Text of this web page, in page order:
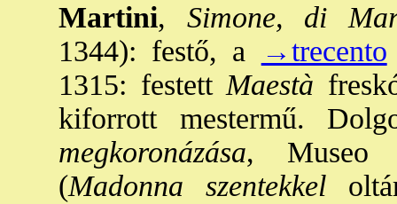
Martini, Simone, di
1344): festő, a
→trecento
1315: festettMaestà
kiforrott mestermű.
megkoronázása, Museo
(Madonna szentekkel